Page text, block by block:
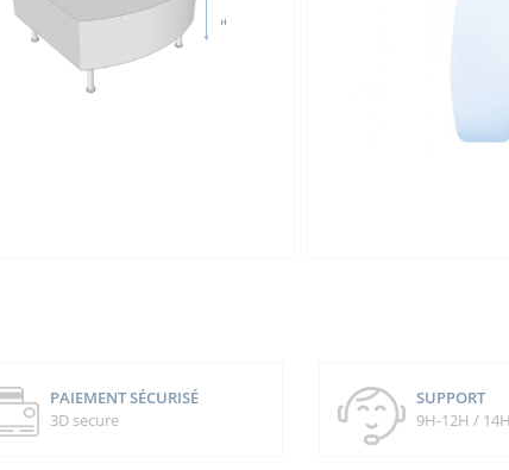
PAIEMENT SÉCURISÉ
3D secure
SUPPORT
9H-12H /